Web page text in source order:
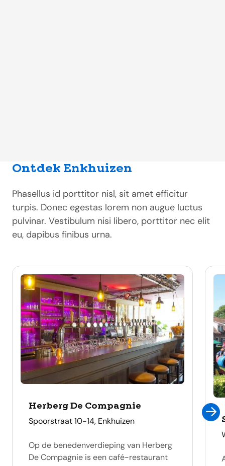
Ontdek Enkhuizen
Phasellus id porttitor nisl, sit amet efficitur
turpis. Donec egestas lorem non augue luctus
pulvinar. Vestibulum nisi libero, porttitor nec elit
eu, dapibus finibus urna.
Herberg De Compagnie
adres
Spoorstraat 10-14, Enkhuizen
Op de benedenverdieping van Herberg
De Compagnie is een café-restaurant